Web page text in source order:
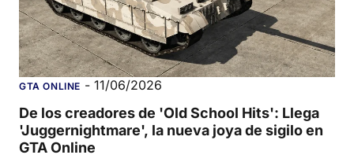
GTA ONLINE - 11/06/2026
De los creadores de 'Old School Hits': Llega
'Juggernightmare', la nueva joya de sigilo en
GTA Online